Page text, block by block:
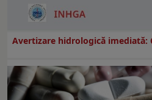
Avertizare hidrologică imediată: